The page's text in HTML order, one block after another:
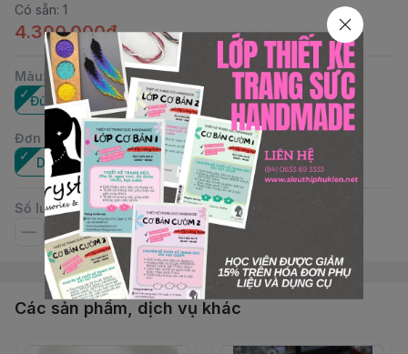
Có sẵn: 1
4.300.000đ
Màu:
Đủ màu
Đơn vị :
Dây
Số lượng
Các sản phẩm, dịch vụ khác